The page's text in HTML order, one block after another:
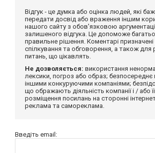
Відгук - це думка або оцінка людей, які
передати досвід або враження іншим
нашого сайту з обов'язковою
залишеного відгука. Це допоможе
правильне рішення. Коментарі
спілкування та обговорення, а також для
питань, що цікавлять.
Не дозволяється: використання
лексики, погроз або образ; безпосереднє
іншими конкуруючими компаніями;
що ображають діяльність компанії і / або
розміщення посилань на сторонні
реклама та самореклама.
Введіть email: